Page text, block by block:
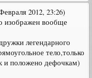
2012, 23:26)
изображен вообще
легендарного
тело,только
и положено дефочкам)